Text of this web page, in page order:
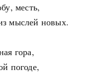
месть,
мыслей новых.
гора,
погоде,